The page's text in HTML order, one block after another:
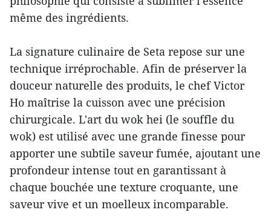
même des ingrédients.
La signature culinaire de Seta repose sur une
technique irréprochable. Afin de préserver la
douceur naturelle des produits, le chef Victor
Ho maîtrise la cuisson avec une précision
chirurgicale. L'art du wok hei (le souffle du
wok) est utilisé avec une grande finesse pour
apporter une subtile saveur fumée, ajoutant une
profondeur intense tout en garantissant à
chaque bouchée une texture croquante, une
saveur vive et un moelleux incomparable.